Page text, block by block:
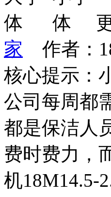
家 作者：
核心提示：
公司每周都
都是保洁人
费时费力，
机18M14.5-